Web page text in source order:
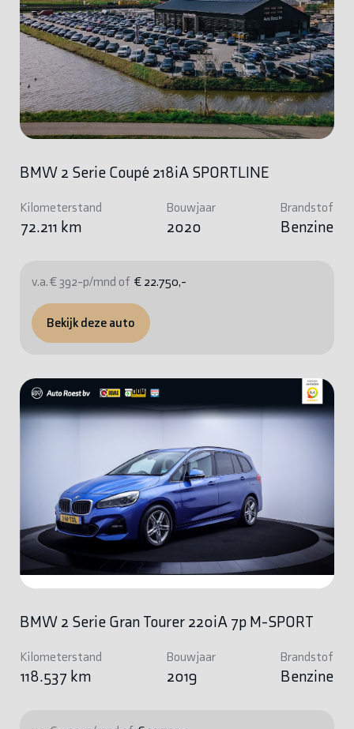
BMW 2 Serie Coupé 218iA SPORTLINE
Kilometerstand
72.211 km
Bouwjaar
2020
Brandstof
Benzine
v.a. € 392-p/mnd of € 22.750,-
Bekijk deze auto
BMW 2 Serie Gran Tourer 220iA 7p M-SPORT
Kilometerstand
118.537 km
Bouwjaar
2019
Brandstof
Benzine